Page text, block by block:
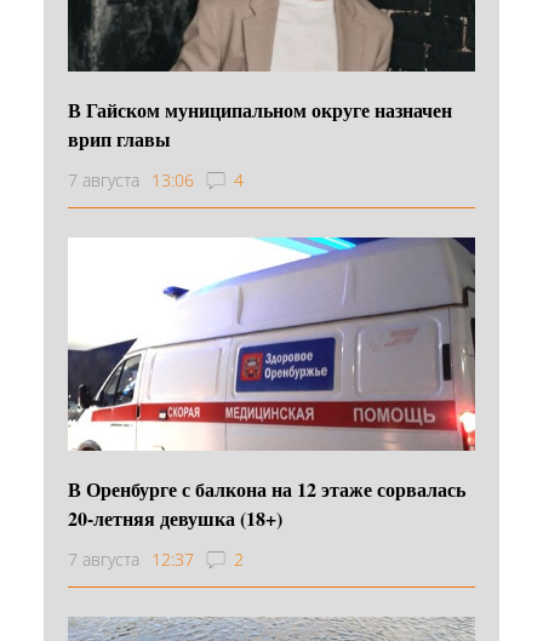
В Гайском муниципальном округе назначен
врип главы
7 августа 13:06 4
В Оренбурге с балкона на 12 этаже сорвалась
20-летняя девушка (18+)
7 августа 12:37 2